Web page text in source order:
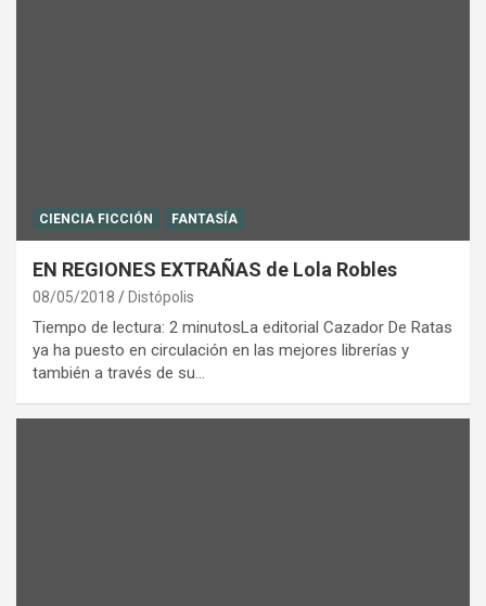
CIENCIA FICCIÓN FANTASÍA
EN REGIONES EXTRAÑAS de Lola Robles
08/05/2018 Distópolis
Tiempo de lectura: 2 minutosLa editorial Cazador De Ratas
ya ha puesto en circulación en las mejores librerías y
también a través de su…